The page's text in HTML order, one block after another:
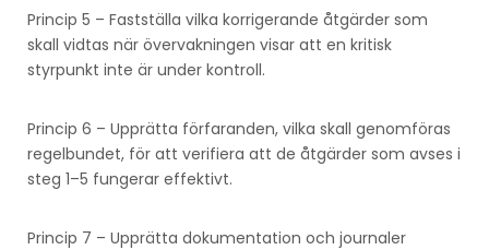
Princip 5 – Fastställa vilka korrigerande åtgärder som
skall vidtas när övervakningen visar att en kritisk
styrpunkt inte är under kontroll.
Princip 6 – Upprätta förfaranden, vilka skall genomföras
regelbundet, för att verifiera att de åtgärder som avses i
steg 1–5 fungerar effektivt.
Princip 7 – Upprätta dokumentation och journaler